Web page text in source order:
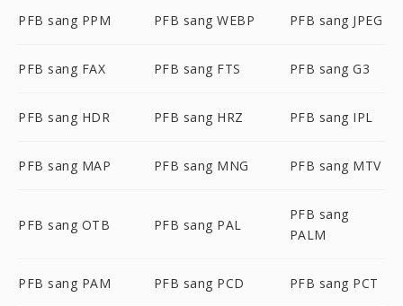
PFB sang PPM PFB sang WEBP PFB sang JPEG
PFB sang FAX PFB sang FTS PFB sang G3
PFB sang HDR PFB sang HRZ PFB sang IPL
PFB sang MAP PFB sang MNG PFB sang MTV
PFB sang OTB PFB sang PAL
PFB sang
PALM
PFB sang PAM PFB sang PCD PFB sang PCT